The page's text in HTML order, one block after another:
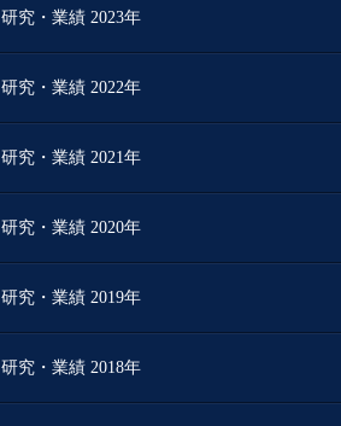
研究・業績 2023年
研究・業績 2022年
研究・業績 2021年
研究・業績 2020年
研究・業績 2019年
研究・業績 2018年